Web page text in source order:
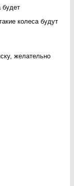
будет
колеса будут
желательно